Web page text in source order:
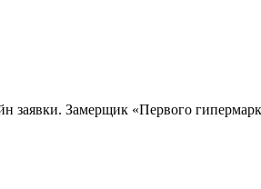
заявки. Замерщик «Первого